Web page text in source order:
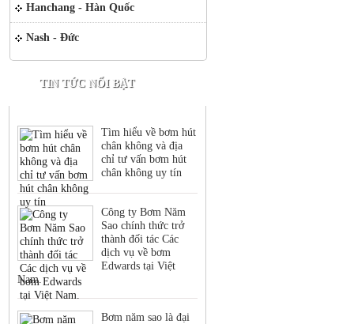
Hanchang - Hàn Quốc
Nash - Đức
TIN TỨC NỔI BẬT
Tìm hiểu về bơm hút
chân không và địa
chỉ tư vấn bơm hút
chân không uy tín
Công ty Bơm Năm
Sao chính thức trở
thành đối tác Các
dịch vụ về bơm
Edwards tại Việt
Nam.
Bơm năm sao là đại